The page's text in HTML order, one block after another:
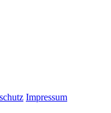
Impressum